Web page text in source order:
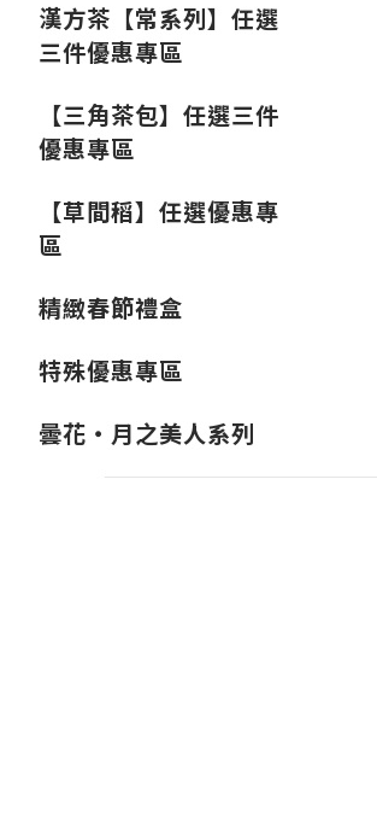
漢方茶【常系列】任選
三件優惠專區
【三角茶包】任選三件
優惠專區
【草間稻】任選優惠專
區
精緻春節禮盒
特殊優惠專區
曇花・月之美人系列